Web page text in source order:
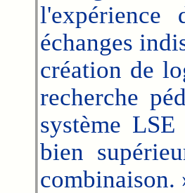
échanges
création de
recherche
système
bien
combinaison.